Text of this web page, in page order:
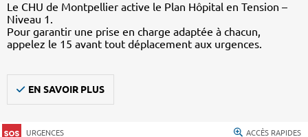
Le CHU de Montpellier active le Plan Hôpital en Tension –
Niveau 1.
Pour garantir une prise en charge adaptée à chacun,
appelez le 15 avant tout déplacement aux urgences.
EN SAVOIR PLUS
URGENCES ACCÈS RAPIDES